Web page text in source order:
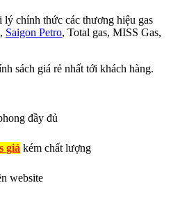
lý chính thức các thương hiệu gas
, Saigon Petro, Total gas, MISS Gas,
sách giá rẻ nhất tới khách hàng.
đầy đủ
giả kém chất lượng
website